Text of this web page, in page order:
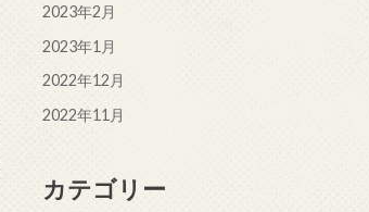
2023年2月
2023年1月
2022年12月
2022年11月
カテゴリー